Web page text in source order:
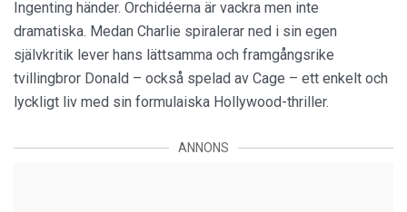
Ingenting händer. Orchidéerna är vackra men inte
dramatiska. Medan Charlie spiralerar ned i sin egen
självkritik lever hans lättsamma och framgångsrike
tvillingbror Donald – också spelad av Cage – ett enkelt och
lyckligt liv med sin formulaiska Hollywood-thriller.
ANNONS